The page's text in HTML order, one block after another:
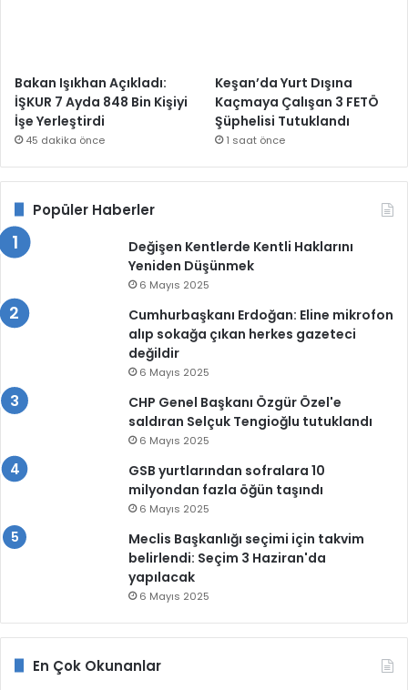
Bakan Işıkhan Açıkladı:
İŞKUR 7 Ayda 848 Bin Kişiyi
İşe Yerleştirdi
45 dakika önce
Keşan’da Yurt Dışına
Kaçmaya Çalışan 3 FETÖ
Şüphelisi Tutuklandı
1 saat önce
Popüler Haberler
Değişen Kentlerde Kentli Haklarını
Yeniden Düşünmek
6 Mayıs 2025
Cumhurbaşkanı Erdoğan: Eline mikrofon
alıp sokağa çıkan herkes gazeteci
değildir
6 Mayıs 2025
CHP Genel Başkanı Özgür Özel'e
saldıran Selçuk Tengioğlu tutuklandı
6 Mayıs 2025
GSB yurtlarından sofralara 10
milyondan fazla öğün taşındı
6 Mayıs 2025
Meclis Başkanlığı seçimi için takvim
belirlendi: Seçim 3 Haziran'da
yapılacak
6 Mayıs 2025
En Çok Okunanlar